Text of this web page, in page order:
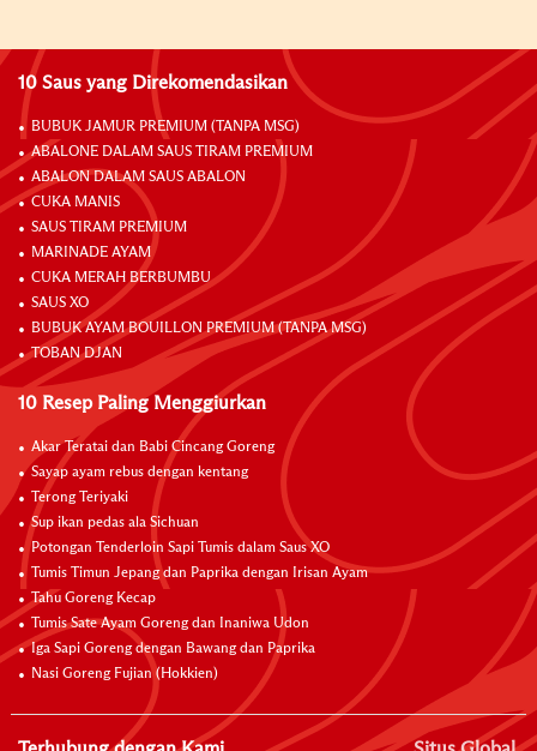
10 Saus yang Direkomendasikan
BUBUK JAMUR PREMIUM (TANPA MSG)
ABALONE DALAM SAUS TIRAM PREMIUM
ABALON DALAM SAUS ABALON
CUKA MANIS
SAUS TIRAM PREMIUM
MARINADE AYAM
CUKA MERAH BERBUMBU
SAUS XO
BUBUK AYAM BOUILLON PREMIUM (TANPA MSG)
TOBAN DJAN
10 Resep Paling Menggiurkan
Akar Teratai dan Babi Cincang Goreng
Sayap ayam rebus dengan kentang
Terong Teriyaki
Sup ikan pedas ala Sichuan
Potongan Tenderloin Sapi Tumis dalam Saus XO
Tumis Timun Jepang dan Paprika dengan Irisan Ayam
Tahu Goreng Kecap
Tumis Sate Ayam Goreng dan Inaniwa Udon
Iga Sapi Goreng dengan Bawang dan Paprika
Nasi Goreng Fujian (Hokkien)